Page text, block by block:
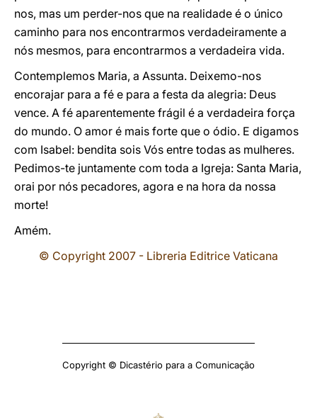
nos, mas um perder-nos que na realidade é o único
caminho para nos encontrarmos verdadeiramente a
nós mesmos, para encontrarmos a verdadeira vida.
Contemplemos Maria, a Assunta. Deixemo-nos
encorajar para a fé e para a festa da alegria: Deus
vence. A fé aparentemente frágil é a verdadeira força
do mundo. O amor é mais forte que o ódio. E digamos
com Isabel: bendita sois Vós entre todas as mulheres.
Pedimos-te juntamente com toda a Igreja: Santa Maria,
orai por nós pecadores, agora e na hora da nossa
morte!
Amém.
© Copyright 2007 - Libreria Editrice Vaticana
Copyright © Dicastério para a Comunicação